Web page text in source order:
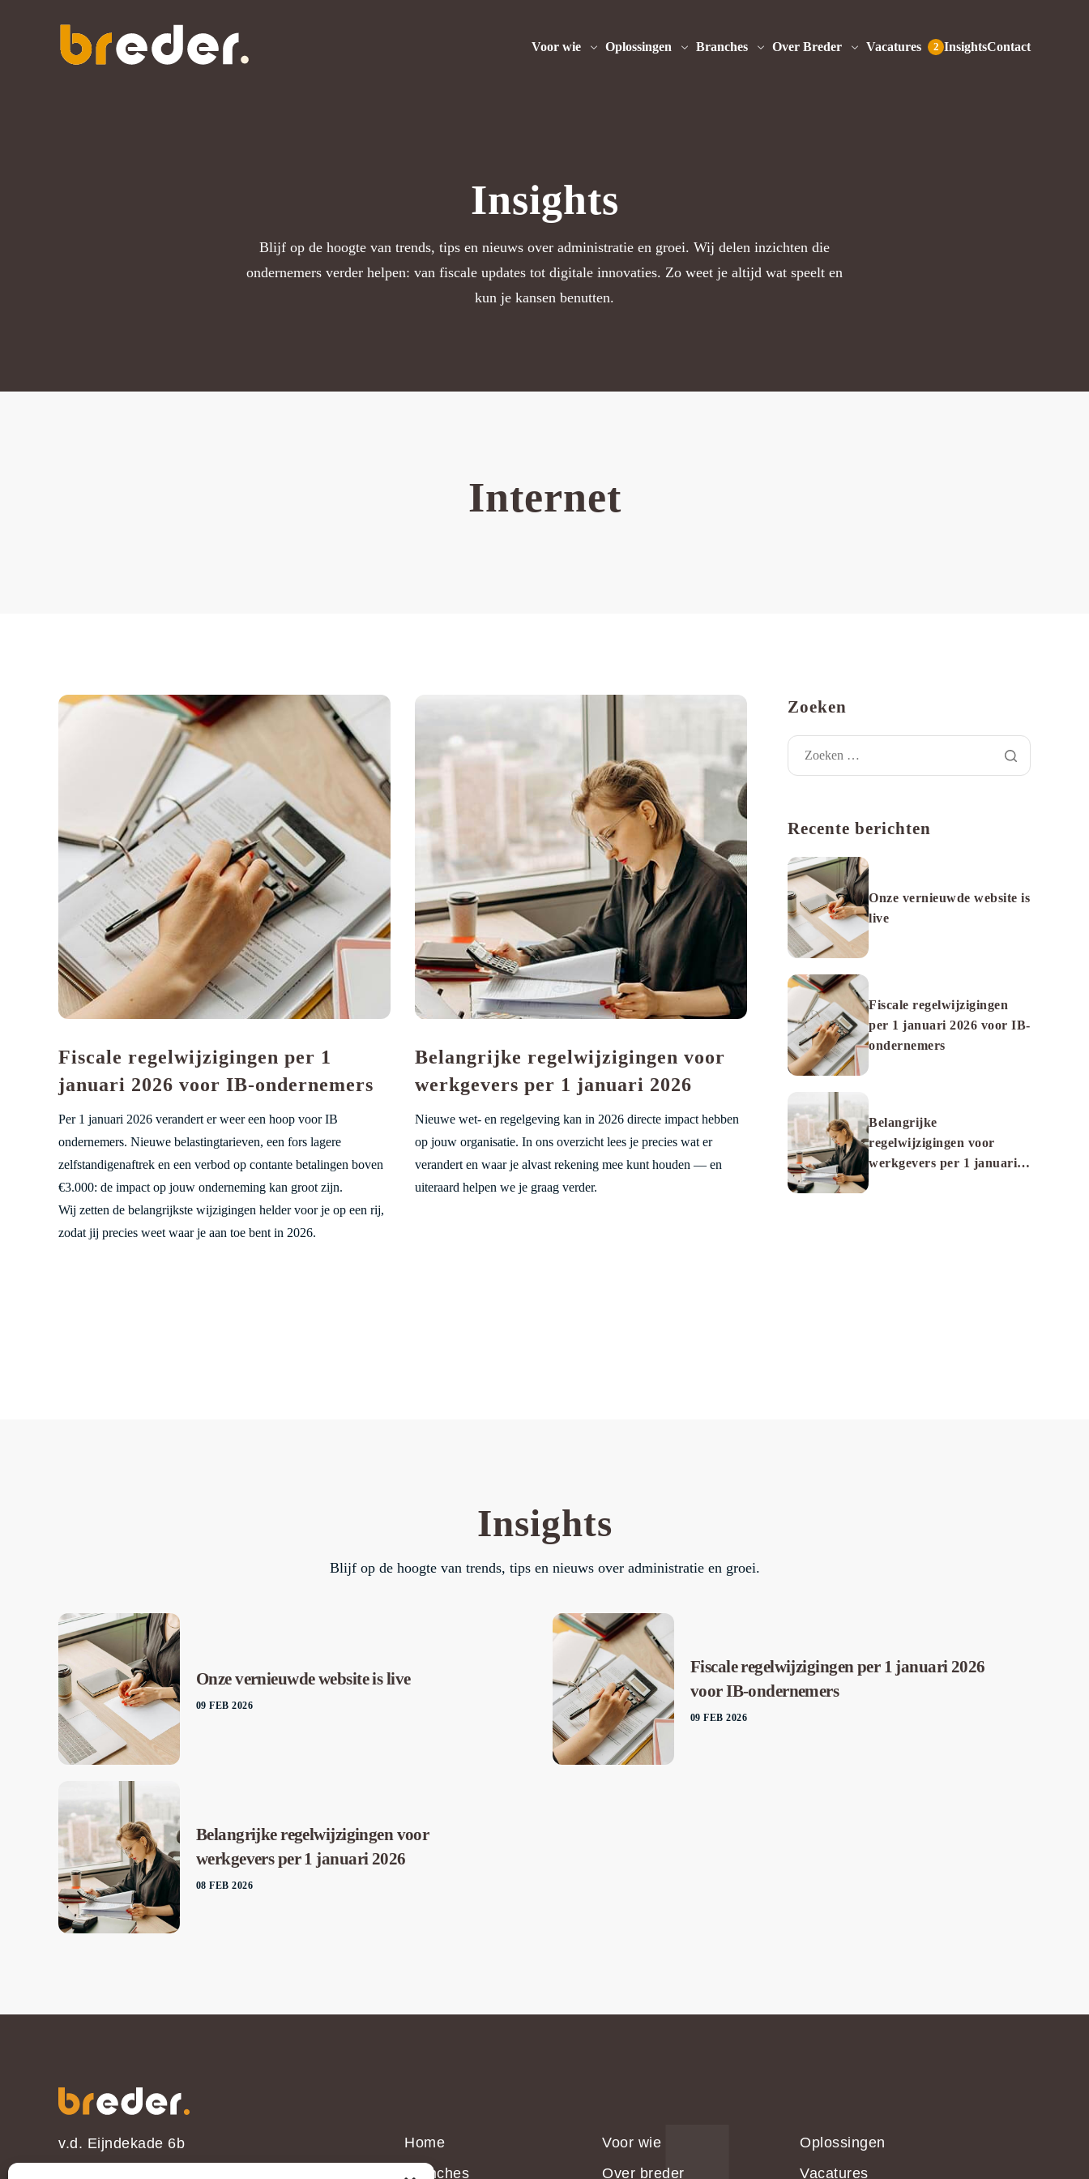
Voor wie Oplossingen Branches Over Breder Vacatures 2 InsightsContact
Insights
Blijf op de hoogte van trends, tips en nieuws over administratie en groei. Wij delen inzichten die
ondernemers verder helpen: van fiscale updates tot digitale innovaties. Zo weet je altijd wat speelt en
kun je kansen benutten.
Internet
Fiscale regelwijzigingen per 1
januari 2026 voor IB-ondernemers
Per 1 januari 2026 verandert er weer een hoop voor IB
ondernemers. Nieuwe belastingtarieven, een fors lagere
zelfstandigenaftrek en een verbod op contante betalingen boven
€3.000: de impact op jouw onderneming kan groot zijn.
Wij zetten de belangrijkste wijzigingen helder voor je op een rij,
zodat jij precies weet waar je aan toe bent in 2026.
Belangrijke regelwijzigingen voor
werkgevers per 1 januari 2026
Nieuwe wet- en regelgeving kan in 2026 directe impact hebben
op jouw organisatie. In ons overzicht lees je precies wat er
verandert en waar je alvast rekening mee kunt houden — en
uiteraard helpen we je graag verder.
Zoeken
Recente berichten
Onze vernieuwde website is
live
Fiscale regelwijzigingen
per 1 januari 2026 voor IB-
ondernemers
Belangrijke
regelwijzigingen voor
werkgevers per 1 januari
Insights
Blijf op de hoogte van trends, tips en nieuws over administratie en groei.
Onze vernieuwde website is live
09 FEB 2026
Fiscale regelwijzigingen per 1 januari 2026
voor IB-ondernemers
09 FEB 2026
Belangrijke regelwijzigingen voor
werkgevers per 1 januari 2026
08 FEB 2026
v.d. Eijndekade 6b
Home
Branches
Voor wie
Over breder
Oplossingen
Vacatures